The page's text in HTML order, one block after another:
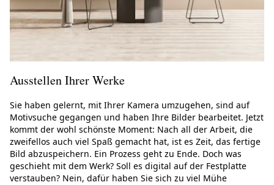
Ausstellen Ihrer Werke
Sie haben gelernt, mit Ihrer Kamera umzugehen, sind auf
Motivsuche gegangen und haben Ihre Bilder bearbeitet. Jetzt
kommt der wohl schönste Moment: Nach all der Arbeit, die
zweifellos auch viel Spaß gemacht hat, ist es Zeit, das fertige
Bild abzuspeichern. Ein Prozess geht zu Ende. Doch was
geschieht mit dem Werk? Soll es digital auf der Festplatte
verstauben? Nein, dafür haben Sie sich zu viel Mühe